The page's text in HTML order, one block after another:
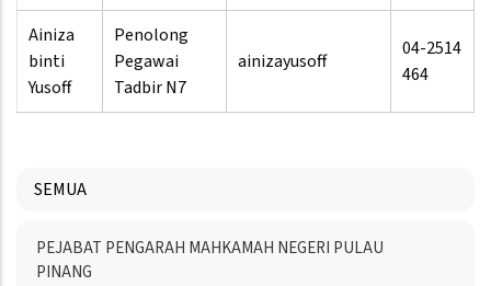
Ainiza
binti
Yusoff
Penolong
Pegawai
Tadbir N7
ainizayusoff
04-2514
464
SEMUA
Menu
Directory
PEJABAT PENGARAH MAHKAMAH NEGERI PULAU
PINANG